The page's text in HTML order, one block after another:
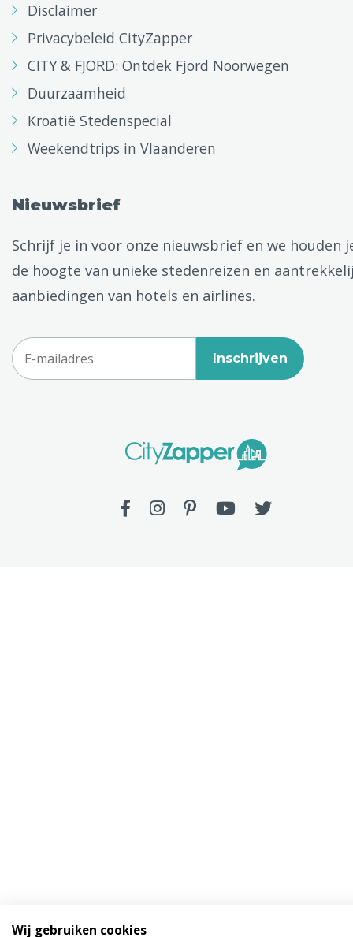
Disclaimer
Privacybeleid CityZapper
CITY & FJORD: Ontdek Fjord Noorwegen
Duurzaamheid
Kroatië Stedenspecial
Weekendtrips in Vlaanderen
Nieuwsbrief
Schrijf je in voor onze nieuwsbrief en we houden
de hoogte van unieke stedenreizen en
aanbiedingen van hotels en airlines.
Inschrijven
Wij gebruiken cookies